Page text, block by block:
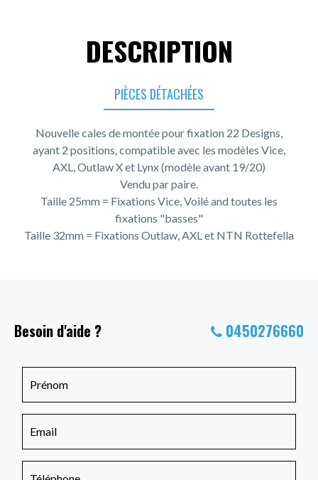
DESCRIPTION
PIÈCES DÉTACHÉES
Nouvelle cales de montée pour fixation 22 Designs,
ayant 2 positions, compatible avec les modèles Vice,
AXL, Outlaw X et Lynx (modèle avant 19/20)
Vendu par paire.
Taille 25mm = Fixations Vice, Voilé and toutes les
fixations "basses"
Taille 32mm = Fixations Outlaw, AXL et NTN Rottefella
Besoin d'aide ? 0450276660